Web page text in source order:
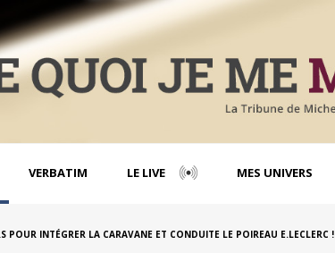
VERBATIM LE LIVE MES UNIVERS
POUR INTÉGRER LA CARAVANE ET CONDUITE LE POIREAU E.LECLERC !